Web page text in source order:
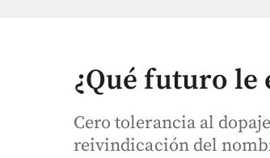
¿Qué futuro le
Cero tolerancia al
reivindicación del